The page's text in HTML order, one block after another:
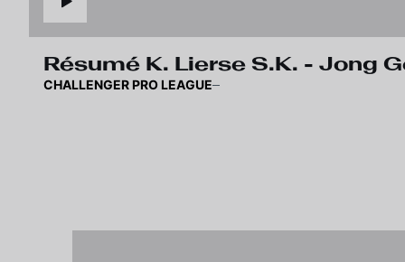
Résumé K. Lierse S.K. - Jong
CHALLENGER PRO LEAGUE